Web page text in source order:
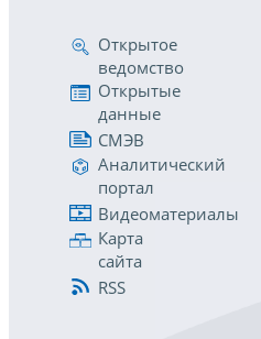
Открытое
ведомство
Открытые
данные
СМЭВ
Аналитический
портал
Видеоматериалы
Карта
сайта
RSS